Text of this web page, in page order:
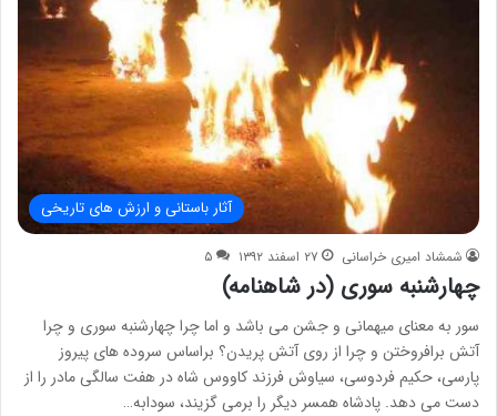
آثار باستانی و ارزش های تاریخی
شمشاد امیری خراسانی ۲۷ اسفند ۱۳۹۲ ۵
چهارشنبه سوری (در شاهنامه)
سور به معناى میهمانى و جشن مى باشد و اما چرا چهارشنبه سورى و چرا
آتش برافروختن و چرا از روى آتش پریدن؟ براساس سروده هاى پیروز
پارسى، حکیم فردوسى، سیاوش فرزند کاووس شاه در هفت سالگى مادر را از
دست مى دهد. پادشاه همسر دیگر را برمى گزیند، سودابه…